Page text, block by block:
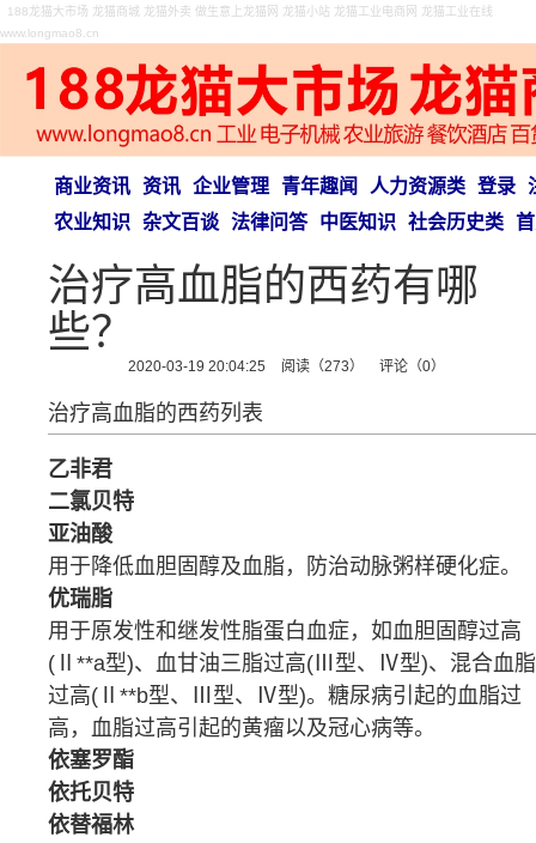
188龙猫大市场 龙猫商城 龙猫外卖 做生意上龙猫网 龙猫小站 龙猫工业电商网 龙猫工业在线
www.longmao8.cn
商业资讯 资讯 企业管理 青年趣闻 人力资源类 登录
农业知识
杂文百谈 法律问答 中医知识 社会历史类
治疗高血脂的西药有哪
些？
2020-03-19 20:04:25 阅读（273） 评论（0）
治疗高血脂的西药列表
乙非君
二氯贝特
亚油酸
用于降低血胆固醇及血脂，防治动脉粥样硬化症。
优瑞脂
用于原发性和继发性脂蛋白血症，如血胆固醇过高
(Ⅱ**a型)、血甘油三脂过高(Ⅲ型、Ⅳ型)、混合血脂
过高(Ⅱ**b型、Ⅲ型、Ⅳ型)。 糖尿病引起的血脂过
高，血脂过高引起的黄瘤以及冠心病等。
依塞罗酯
依托贝特
依替福林